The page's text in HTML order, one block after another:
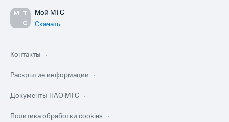
Мой МТС
Скачать
Контакты
Раскрытие информации
Документы ПАО МТС
Политика обработки cookies